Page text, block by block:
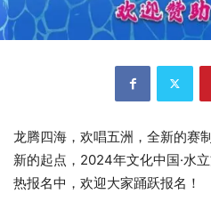
龙腾四海，欢唱五洲，全新的赛
新的起点，2024年文化中国·水
热报名中，欢迎大家踊跃报名！